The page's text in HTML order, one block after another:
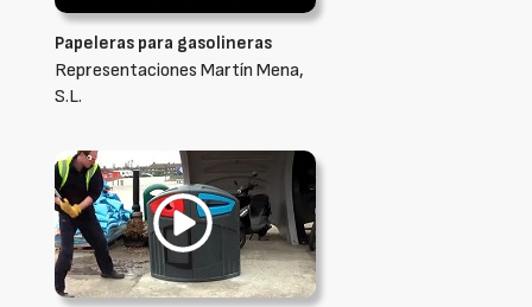
Papeleras para gasolineras
Representaciones Martín Mena,
S.L.